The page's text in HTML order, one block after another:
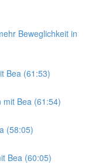
Beweglichkeit in
Bea (61:53)
mit Bea (61:54)
(58:05)
Bea (60:05)